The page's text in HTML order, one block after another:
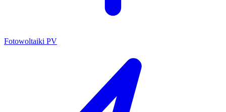
Fotowoltaiki PV